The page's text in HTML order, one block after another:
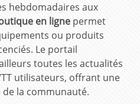
hebdomadaires aux
en ligne permet
ou produits
Le portail
toutes les actualités
utilisateurs, offrant une
la communauté.